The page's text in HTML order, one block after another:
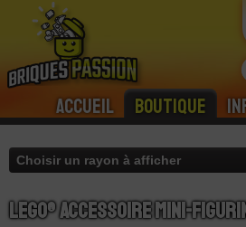
Accueil Boutique
LEGO® Accessoire Mini-